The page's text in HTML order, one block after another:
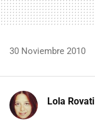
30 Noviembre 2010
Lola Rovati